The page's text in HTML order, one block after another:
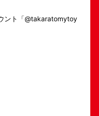
ント「@takaratomytoy